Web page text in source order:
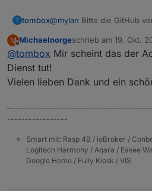
T tombox@mylan Bitte die GitHub
M
Offline
Michaelnorgeschrieb am 19. Okt.
zuletzt editiert von
@tombox Mir scheint das der
Dienst tut!
Vielen lieben Dank und ein
-----------------
Smart mit: Rasp 4B / ioBroker /
Logitech Harmony / Aqara / Easee
Google Home / Fully Kiosk / VIS